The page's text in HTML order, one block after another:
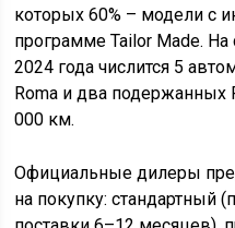
которых 60% – модели с
программе Tailor Made.
2024 года числится 5
Roma и два подержанных
000 км.
Официальные дилеры
на покупку: стандартный